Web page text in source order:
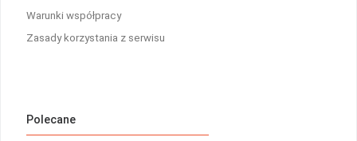
Warunki współpracy
Zasady korzystania z serwisu
Polecane